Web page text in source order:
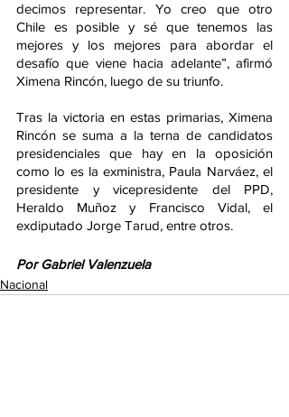
decimos representar. Yo creo que otro
Chile es posible y sé que tenemos las
mejores y los mejores para abordar el
desafío que viene hacia adelante”, afirmó
Ximena Rincón, luego de su triunfo.
Tras la victoria en estas primarias, Ximena
Rincón se suma a la terna de candidatos
presidenciales que hay en la oposición
como lo es la exministra, Paula Narváez, el
presidente y vicepresidente del PPD,
Heraldo Muñoz y Francisco Vidal, el
exdiputado Jorge Tarud, entre otros.
Por Gabriel Valenzuela
Nacional